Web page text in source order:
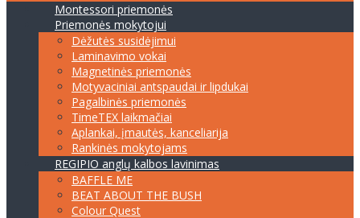
Montessori priemonės
Priemonės mokytojui
Dėžutės susidėjimui
Laminavimo vokai
Magnetinės priemonės
Motyvaciniai antspaudai ir lipdukai
Pagalbinės priemonės
TimeTEX laikmačiai
Aplankai, įmautės, kanceliarija
Rankinės mokytojams
REGIPIO anglų kalbos lavinimas
BAFFLE ME
BEAT ABOUT THE BUSH
Colour Quest